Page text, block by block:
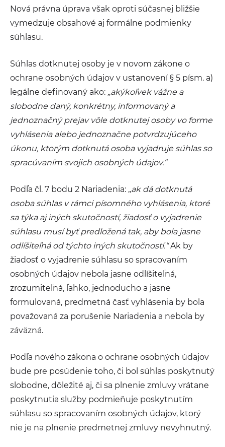
Nová právna úprava však oproti súčasnej bližšie
vymedzuje obsahové aj formálne podmienky
súhlasu.
Súhlas dotknutej osoby je v novom zákone o
ochrane osobných údajov v ustanovení § 5 písm. a)
legálne definovaný ako: „akýkoľvek vážne a
slobodne daný, konkrétny, informovaný a
jednoznačný prejav vôle dotknutej osoby vo forme
vyhlásenia alebo jednoznačne potvrdzujúceho
úkonu, ktorým dotknutá osoba vyjadruje súhlas so
spracúvaním svojich osobných údajov.“
Podľa čl. 7 bodu 2 Nariadenia: „ak dá dotknutá
osoba súhlas v rámci písomného vyhlásenia, ktoré
sa týka aj iných skutočností, žiadosť o vyjadrenie
súhlasu musí byť predložená tak, aby bola jasne
odlíšiteľná od týchto iných skutočností.“Ak by
žiadosť o vyjadrenie súhlasu so spracovaním
osobných údajov nebola jasne odlíšiteľná,
zrozumiteľná, ľahko, jednoducho a jasne
formulovaná, predmetná časť vyhlásenia by bola
považovaná za porušenie Nariadenia a nebola by
záväzná.
Podľa nového zákona o ochrane osobných údajov
bude pre posúdenie toho, či bol súhlas poskytnutý
slobodne, dôležité aj, či sa plnenie zmluvy vrátane
poskytnutia služby podmieňuje poskytnutím
súhlasu so spracovaním osobných údajov, ktorý
nie je na plnenie predmetnej zmluvy nevyhnutný.